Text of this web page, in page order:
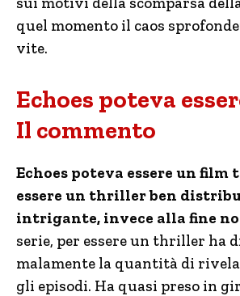
quel momento il caos
vite.
Echoes poteva
Il commento
Echoes poteva essere un film
essere un thriller ben
intrigante, invece alla fine
serie, per essere un thriller ha
malamente la quantità di
gli episodi. Ha quasi preso in